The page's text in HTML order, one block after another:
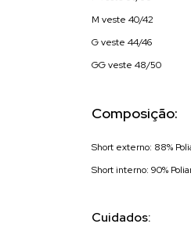
M veste 40/42
G veste 44/46
GG veste 48/50
Composição:
Short externo: 88%
Short interno: 90%
Cuidados: